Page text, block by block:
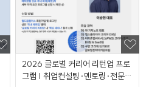
2026 글로벌 커리어 리턴업 프로
그램 | 취업컨설팅·멘토링·전문가